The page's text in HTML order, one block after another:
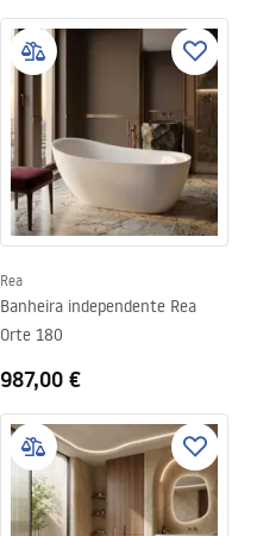
Rea
Banheira independente Rea
Orte 180
987,00 €